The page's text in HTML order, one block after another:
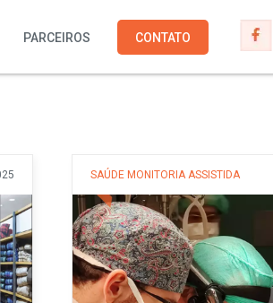
PARCEIROS CONTATO
SAÚDE MONITORIA ASSISTIDA